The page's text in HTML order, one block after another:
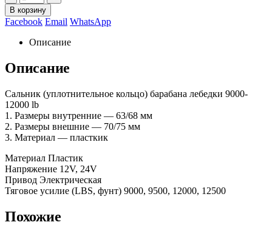
В корзину
Facebook Email WhatsApp
Описание
Описание
Сальник (уплотнительное кольцо) барабана лебедки 9000-
12000 lb
1. Размеры внутренние — 63/68 мм
2. Размеры внешние — 70/75 мм
3. Материал — пласткик
Материал Пластик
Напряжение 12V, 24V
Привод Электрическая
Тяговое усилие (LBS, фунт) 9000, 9500, 12000, 12500
Похожие